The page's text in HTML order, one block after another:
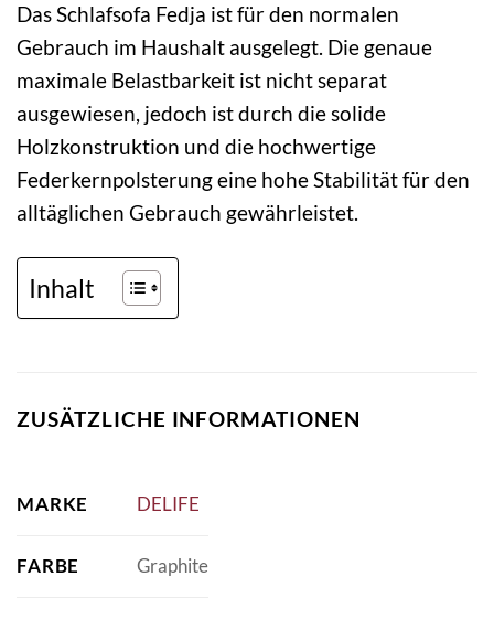
Das Schlafsofa Fedja ist für den normalen
Gebrauch im Haushalt ausgelegt. Die genaue
maximale Belastbarkeit ist nicht separat
ausgewiesen, jedoch ist durch die solide
Holzkonstruktion und die hochwertige
Federkernpolsterung eine hohe Stabilität für den
alltäglichen Gebrauch gewährleistet.
Inhalt
ZUSÄTZLICHE INFORMATIONEN
MARKE DELIFE
FARBE Graphite